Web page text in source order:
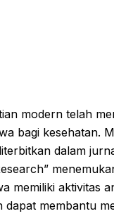
modern telah
bagi kesehatan.
dalam
memiliki aktivitas
dapat membantu